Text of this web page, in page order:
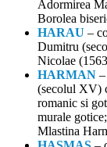
Adormirea
Borolea
HARAU –
Dumitru
Nicolae
HARMAN
(secolul XV)
romanic si
murale
Mlastina